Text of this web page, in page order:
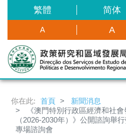
繁體 简体
A A
你在此: 首頁
新聞消息
《澳門特別行政區經濟和社
（2026-2030年）》公開諮詢舉
專場諮詢會